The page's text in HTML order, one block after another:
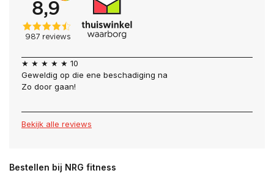
★ ★ ★ ★ ★ 10
Geweldig op die ene beschadiging na
Zo door gaan!
Bekijk alle reviews
Bestellen bij NRG fitness